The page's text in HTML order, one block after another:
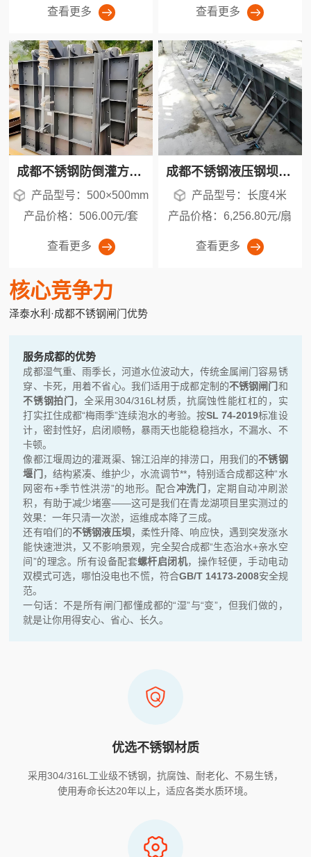
查看更多 查看更多
成都不锈钢防倒灌方拍门 污水处理厂矩形出水口拍门 现货报价
产品型号：500×500mm
产品价格：506.00元/套
查看更多
成都不锈钢液压钢坝厂家直供
产品型号：长度4米
产品价格：6,256.80元/扇
查看更多
核心竞争力
泽泰水利·成都不锈钢闸门优势
服务成都的优势
成都湿气重、雨季长，河道水位波动大，传统金属闸门容易锈
穿、卡死，用着不省心。我们适用于成都定制的不锈钢闸门和
不锈钢拍门 ，全采用304/316L材质，抗腐蚀性能杠杠的，实
打实扛住成都“梅雨季”连续泡水的考验。按SL 74-2019标准设
计，密封性好，启闭顺畅，暴雨天也能稳稳挡水，不漏水、不
卡顿。
像都江堰周边的灌溉渠、锦江沿岸的排涝口，用我们的不锈钢
堰门 ，结构紧凑、维护少，水流调节**，特别适合成都这种“水
网密布+季节性洪涝”的地形。配合冲洗门 ，定期自动冲刷淤
积，有助于减少堵塞——这可是我们在青龙湖项目里实测过的
效果：一年只清一次淤，运维成本降了三成。
还有咱们的不锈钢液压坝，柔性升降、响应快，遇到突发涨水
能快速泄洪，又不影响景观，完全契合成都“生态治水+亲水空
间”的理念。所有设备配套螺杆启闭机，操作轻便，手动电动
双模式可选，哪怕没电也不慌，符合GB/T 14173-2008安全规
范。
一句话：不是所有闸门都懂成都的“湿”与“变”，但我们做的，
就是让你用得安心、省心、长久。
优选不锈钢材质
采用304/316L工业级不锈钢，抗腐蚀、耐老化、不易生锈，
使用寿命长达20年以上，适应各类水质环境。